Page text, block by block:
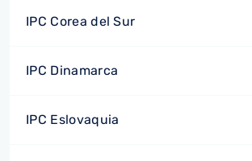
IPC Corea del Sur
IPC Dinamarca
IPC Eslovaquia